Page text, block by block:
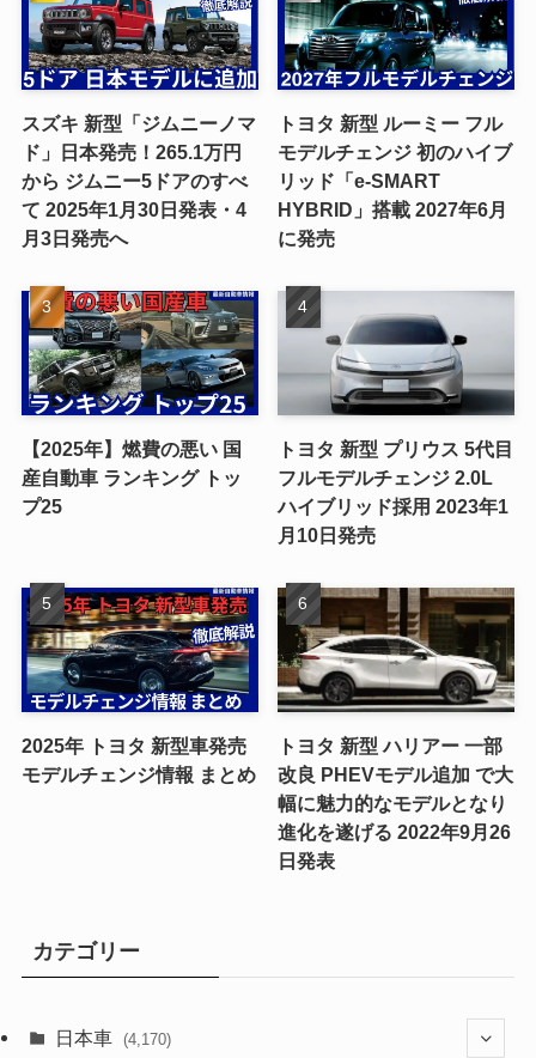
スズキ 新型「ジムニーノマ
ド」日本発売！265.1万円
から ジムニー5ドアのすべ
て 2025年1月30日発表・4
月3日発売へ
トヨタ 新型 ルーミー フル
モデルチェンジ 初のハイブ
リッド「e-SMART
HYBRID」搭載 2027年6月
に発売
【2025年】燃費の悪い 国
産自動車 ランキング トッ
プ25
トヨタ 新型 プリウス 5代目
フルモデルチェンジ 2.0L
ハイブリッド採用 2023年1
月10日発売
2025年 トヨタ 新型車発売
モデルチェンジ情報 まとめ
トヨタ 新型 ハリアー 一部
改良 PHEVモデル追加 で大
幅に魅力的なモデルとなり
進化を遂げる 2022年9月26
日発表
カテゴリー
日本車 (4,170)